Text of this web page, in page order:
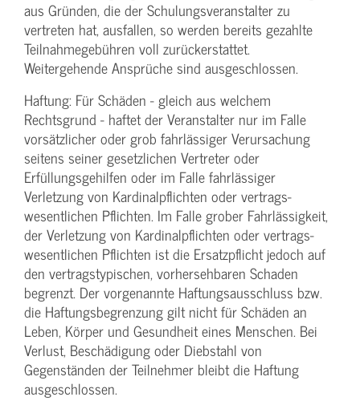
aus Gründen, die der Schulungs­veranstalter zu
vertreten hat, ausfallen, so werden bereits gezahlte
Teilnahme­gebühren voll zurückerstattet.
Weitergehende Ansprüche sind ausgeschlossen.
Haftung: Für Schäden - gleich aus welchem
Rechtsgrund - haftet der Veranstalter nur im Falle
vorsätzlicher oder grob fahrlässiger Verursachung
seitens seiner gesetzlichen Vertreter oder
Erfüllungsgehilfen oder im Falle fahrlässiger
Verletzung von Kardinalpflichten oder vertrags­
wesentlichen Pflichten. Im Falle grober Fahrlässigkeit,
der Verletzung von Kardinalpflichten oder vertrags­
wesentlichen Pflichten ist die Ersatzpflicht jedoch auf
den vertragstypischen, vorhersehbaren Schaden
begrenzt. Der vorgenannte Haftungs­ausschluss bzw.
die Haftungs­begrenzung gilt nicht für Schäden an
Leben, Körper und Gesundheit eines Menschen. Bei
Verlust, Beschädigung oder Diebstahl von
Gegenständen der Teilnehmer bleibt die Haftung
ausgeschlossen.